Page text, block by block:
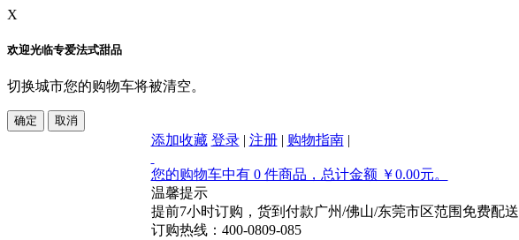
X
欢迎光临专爱法式甜品
切换城市您的购物车将被清空。
添加收藏 登录| 注册| 购物指南|
您的购物车中有 0 件商品，总计金额 ￥0.00元。
温馨提示
提前7小时订购，货到付款广州/佛山/东莞市区范围免费配送
订购热线：400-0809-085